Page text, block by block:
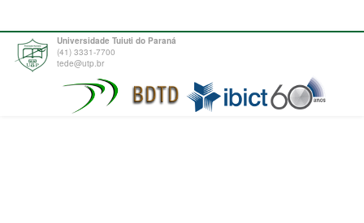
Universidade Tuiuti do Paraná
(41) 3331-7700
tede@utp.br